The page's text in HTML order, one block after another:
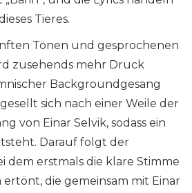
Tieres.
Tönen und gesprochenen
zusehends mehr Druck
Backgroundgesang
sich nach einer Weile der
von Einar Selvik, sodass ein
Darauf folgt der
dem erstmals die klare Stimme
ertönt, die gemeinsam mit Einar